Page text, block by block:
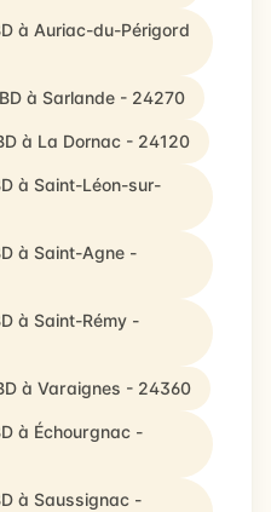
à Auriac-du-Périgord
à Sarlande - 24270
à La Dornac - 24120
à Saint-Léon-sur-
à Saint-Agne -
à Saint-Rémy -
à Varaignes - 24360
à Échourgnac -
à Saussignac -